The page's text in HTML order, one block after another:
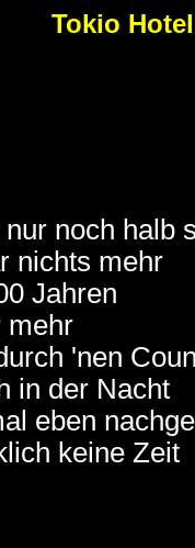
Tokio
noch halb
nichts mehr
Jahren
mehr
'nen
in der Nacht
eben
keine Zeit